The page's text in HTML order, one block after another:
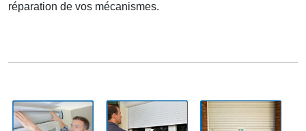
réparation de vos mécanismes.